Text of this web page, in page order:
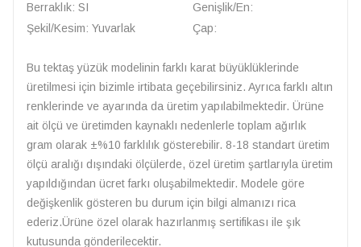
Berraklık: SI
Şekil/Kesim: Yuvarlak
Genişlik/En:
Çap:
Bu tektaş yüzük modelinin farklı karat büyüklüklerinde
üretilmesi için bizimle irtibata geçebilirsiniz. Ayrıca farklı altın
renklerinde ve ayarında da üretim yapılabilmektedir. Ürüne
ait ölçü ve üretimden kaynaklı nedenlerle toplam ağırlık
gram olarak ±%10 farklılık gösterebilir. 8-18 standart üretim
ölçü aralığı dışındaki ölçülerde, özel üretim şartlarıyla üretim
yapıldığından ücret farkı oluşabilmektedir. Modele göre
değişkenlik gösteren bu durum için bilgi almanızı rica
ederiz.Ürüne özel olarak hazırlanmış sertifikası ile şık
kutusunda gönderilecektir.